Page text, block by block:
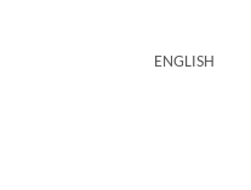
ENGLISH